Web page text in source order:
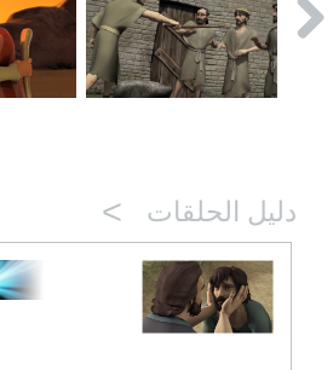
دليل الحلقات >